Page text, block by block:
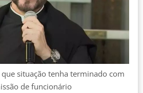
situação tenha terminado com
de funcionário